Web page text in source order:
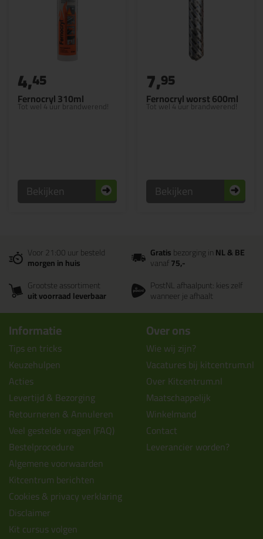
Fernocryl 310ml
Tot wel 4 uur brandwerend!
4,45
Bekijken
Fernocryl worst 600ml
Tot wel 4 uur brandwerend!
7,95
Bekijken
Voor 21:00 uur besteld
morgen in huis
Gratisbezorging inNL & BE
vanaf75,-
Grootste assortiment
uit voorraad leverbaar
PostNL afhaalpunt: kies zelf
wanneer je afhaalt
Informatie
Tips en tricks
Keuzehulpen
Acties
Levertijd & Bezorging
Retourneren & Annuleren
Veel gestelde vragen (FAQ)
Bestelprocedure
Algemene voorwaarden
Kitcentrum berichten
Cookies & privacy verklaring
Disclaimer
Kit cursus volgen
Over ons
Wie wij zijn?
Vacatures bij kitcentrum.nl
Over Kitcentrum.nl
Maatschappelijk
Winkelmand
Contact
Leverancier worden?